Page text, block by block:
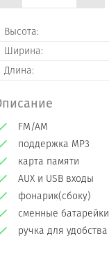
Высота:
Ширина:
Длина:
FM/AM
поддержка MP3
карта памяти
AUX и USB входы
фонарик(сбоку)
сменные батарейки
ручка для удобства